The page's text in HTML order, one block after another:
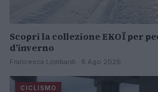
Scopri la collezione EKOÏ per
d’inverno
Francesca Lombardi · 8 Ago 2026
CICLISMO